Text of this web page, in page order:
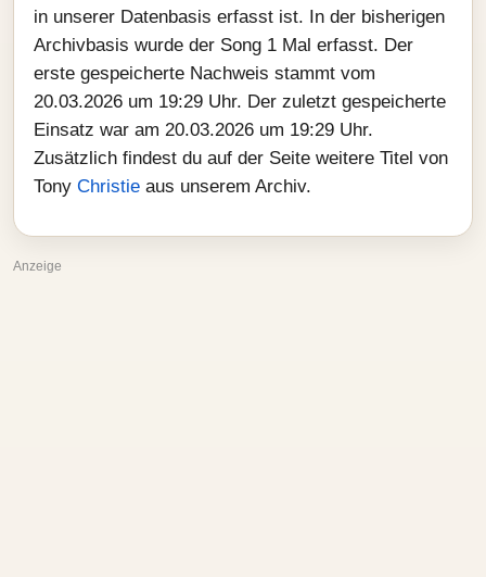
in unserer Datenbasis erfasst ist. In der bisherigen
Archivbasis wurde der Song 1 Mal erfasst. Der
erste gespeicherte Nachweis stammt vom
20.03.2026 um 19:29 Uhr. Der zuletzt gespeicherte
Einsatz war am 20.03.2026 um 19:29 Uhr.
Zusätzlich findest du auf der Seite weitere Titel von
Tony Christie aus unserem Archiv.
Anzeige